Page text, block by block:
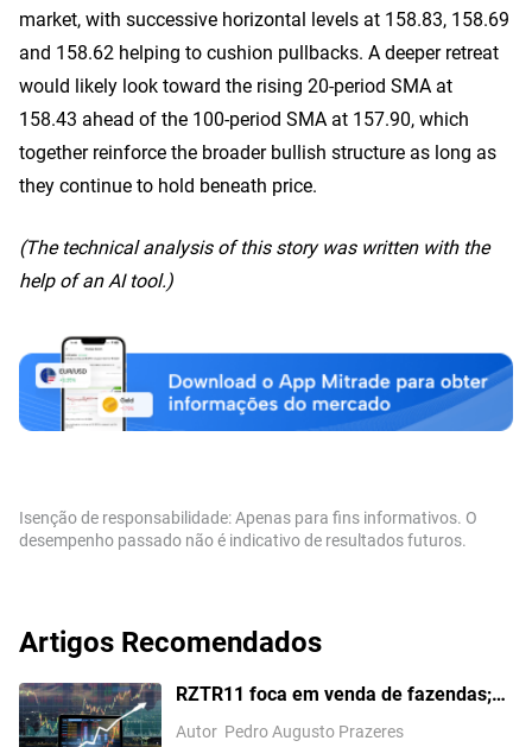
market, with successive horizontal levels at 158.83, 158.69
and 158.62 helping to cushion pullbacks. A deeper retreat
would likely look toward the rising 20-period SMA at
158.43 ahead of the 100-period SMA at 157.90, which
together reinforce the broader bullish structure as long as
they continue to hold beneath price.
(The technical analysis of this story was written with the
help of an AI tool.)
Isenção de responsabilidade: Apenas para fins informativos. O
desempenho passado não é indicativo de resultados futuros.
Artigos Recomendados
RZTR11 foca em venda de fazendas;
LVBI11 tem vacância zerada, mas
Autor Pedro Augusto Prazeres